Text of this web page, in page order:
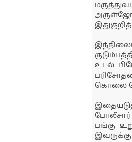
உடல்
கொலை
பங்கு